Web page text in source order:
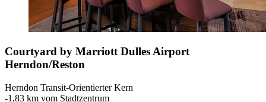
Courtyard by Marriott Dulles Airport
Herndon/Reston
Herndon Transit-Orientierter Kern
‐1,83 km vom Stadtzentrum